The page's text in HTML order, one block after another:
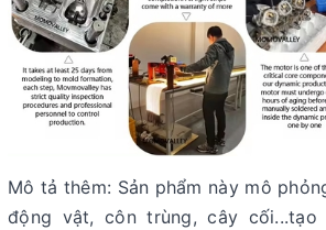
Mô tả thêm: Sản phẩm này mô
động vật, côn trùng, cây